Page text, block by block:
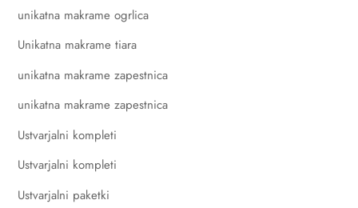
unikatna makrame ogrlica
Unikatna makrame tiara
unikatna makrame zapestnica
unikatna makrame zapestnica
Ustvarjalni kompleti
Ustvarjalni kompleti
Ustvarjalni paketki